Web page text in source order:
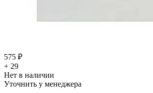
575 ₽
+ 29
Нет в наличии
Уточнить у менеджера